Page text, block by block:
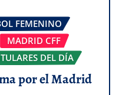
FEMENINO
MADRID CFF
DEL DÍA
por el Madrid